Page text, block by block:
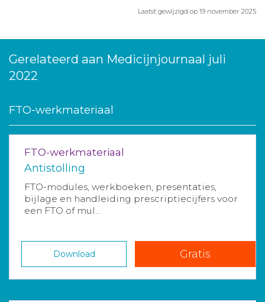
Laatst gewijzigd op 19 november 2025
Gerelateerd aan Medicijnjournaal juli
2022
FTO-werkmateriaal
FTO-werkmateriaal
Antistolling
FTO-modules, werkboeken, presentaties,
bijlage en handleiding prescriptiecijfers voor
een FTO of mul...
Download Gratis